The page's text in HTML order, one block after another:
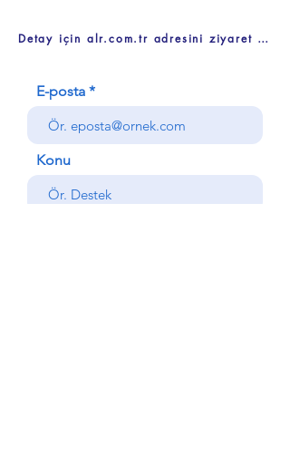
Detay için alr.com.tr adresini ziyaret ediniz
E-posta
Konu